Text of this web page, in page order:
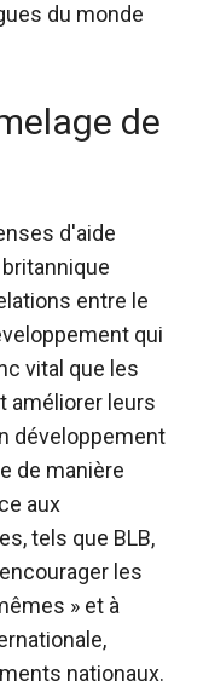
du monde
de
d'aide
entre le
qui
vital que les
améliorer leurs
développement
de manière
aux
tels que BLB,
les
» et à
nationaux.